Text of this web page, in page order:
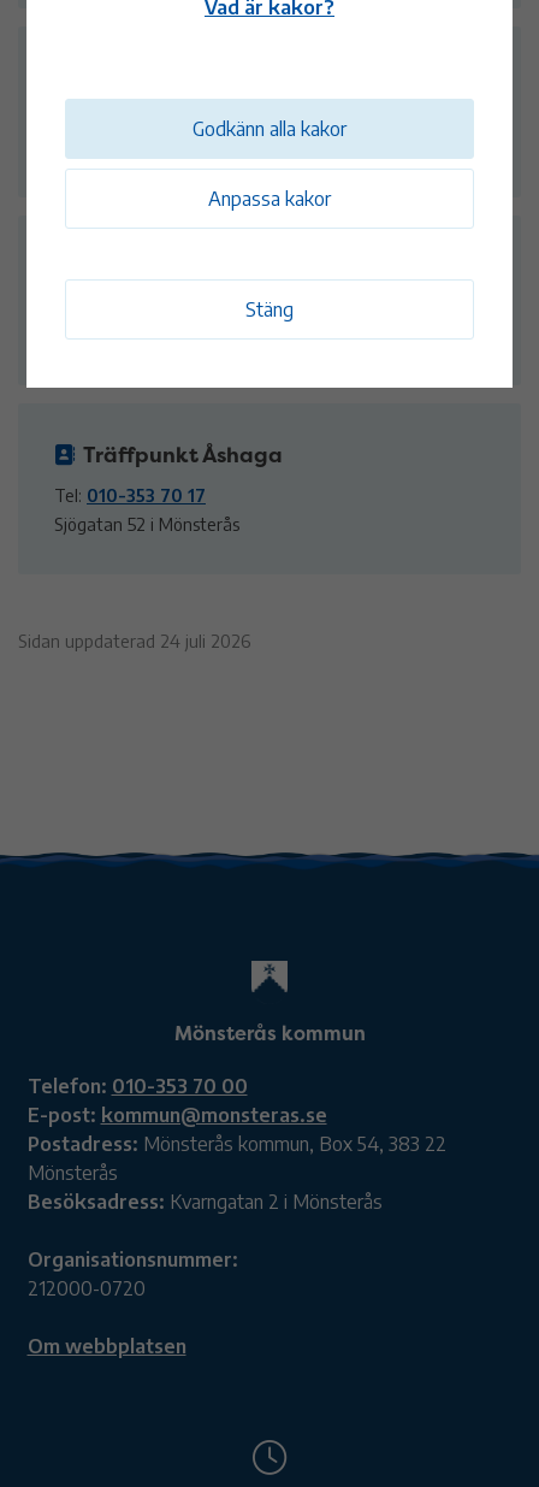
010-353 73 01
Johan Skyttes väg 6 i Ålem
Träffpunkt Åshaga
Tel: 010-353 70 17
Sjögatan 52 i Mönsterås
Sidan uppdaterad 24 juli 2026
Mönsterås kommun
Telefon: 010-353 70 00
E-post: kommun@monsteras.se
Postadress: Mönsterås kommun, Box 54, 383 22
Mönsterås
Besöksadress: Kvarngatan 2 i Mönsterås
Organisationsnummer:
212000-0720
Om webbplatsen
Vad är kakor?
Anpassa kakor
Stäng
Godkänn alla kakor